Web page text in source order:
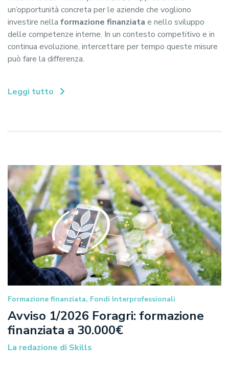
un’opportunità concreta per le aziende che vogliono
investire nella formazione finanziata e nello sviluppo
delle competenze interne. In un contesto competitivo e in
continua evoluzione, intercettare per tempo queste misure
può fare la differenza.
Leggi tutto
Formazione finanziata, Fondi Interprofessionali
Avviso 1/2026 Foragri: formazione
finanziata a 30.000€
La redazione di Skills